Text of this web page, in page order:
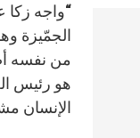
“واجه زكا
الجمّيزة
من نفسه
هو رئيس
الإنسان